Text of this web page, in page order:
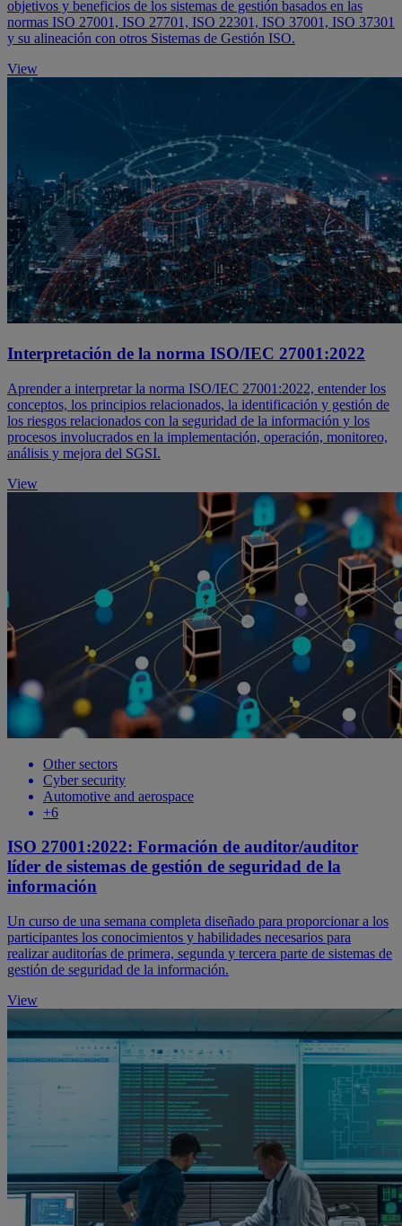
objetivos y beneficios de los sistemas de gestión basados en las
normas ISO 27001, ISO 27701, ISO 22301, ISO 37001, ISO 37301
y su alineación con otros Sistemas de Gestión ISO.
View
Interpretación de la norma ISO/IEC 27001:2022
Aprender a interpretar la norma ISO/IEC 27001:2022, entender los
conceptos, los principios relacionados, la identificación y gestión de
los riesgos relacionados con la seguridad de la información y los
procesos involucrados en la implementación, operación, monitoreo,
análisis y mejora del SGSI.
View
Other sectors
Cyber security
Automotive and aerospace
+6
ISO 27001:2022: Formación de auditor/auditor
líder de sistemas de gestión de seguridad de la
información
Un curso de una semana completa diseñado para proporcionar a los
participantes los conocimientos y habilidades necesarios para
realizar auditorías de primera, segunda y tercera parte de sistemas de
gestión de seguridad de la información.
View